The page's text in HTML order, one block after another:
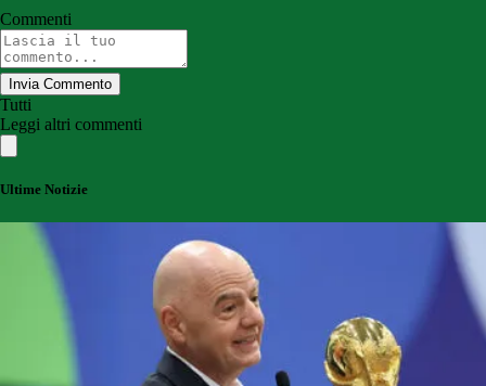
Commenti
Invia Commento
Tutti
Leggi altri commenti
Ultime Notizie